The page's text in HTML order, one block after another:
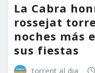
La Cabra
rossejat
noches más
sus fiestas
torrent al dia